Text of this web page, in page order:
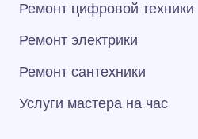
Ремонт цифровой техники
Ремонт электрики
Ремонт сантехники
Услуги мастера на час